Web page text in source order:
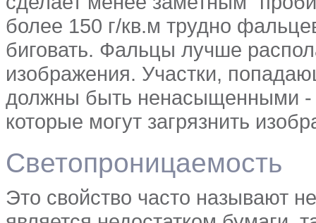
более 150 г/кв.м трудно
биговать. Фальцы лучше
изображения. Участки,
должны быть ненасыщенными -
которые могут загрязнить
Светопроницаемость
Это свойство часто называют